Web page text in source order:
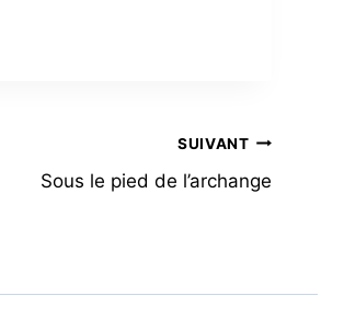
SUIVANT
Sous le pied de l’archange